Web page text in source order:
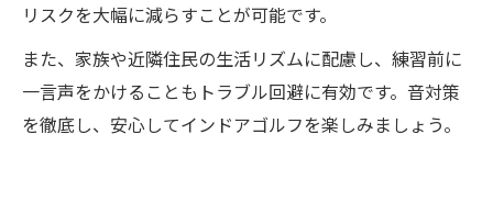
リスクを大幅に減らすことが可能です。
また、家族や近隣住民の生活リズムに配慮し、練習前に
一言声をかけることもトラブル回避に有効です。音対策
を徹底し、安心してインドアゴルフを楽しみましょう。